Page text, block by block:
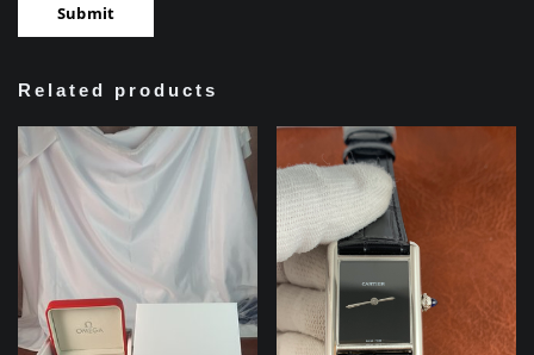
Related products